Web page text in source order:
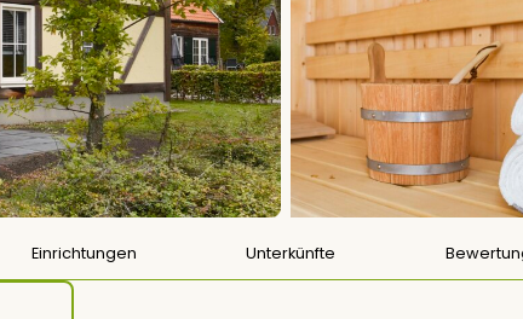
Einrichtungen Unterkünfte